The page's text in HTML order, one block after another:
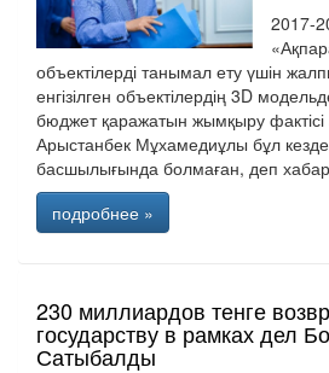
2017-
объектілерді танымал ету үшін
енгізілген объектілердің 3D
бюджет қаражатын жымқыру
Арыстанбек Мұхамедиұлы бұл кезде
басшылығында болмаған, деп
подробнее »
230 миллиардов тенге
государству в рамках дел
Сатыбалды